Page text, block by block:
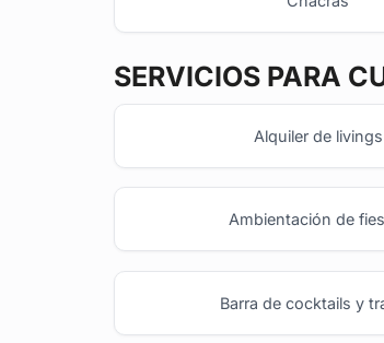
SERVICIOS PARA
Alquiler de livings
Ambientación de
Barra de cocktails y